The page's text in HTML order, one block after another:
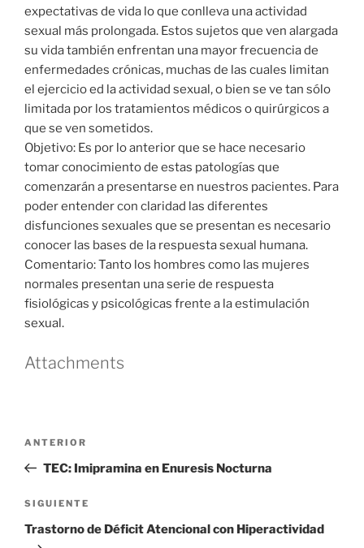
expectativas de vida lo que conlleva una actividad
sexual más prolongada. Estos sujetos que ven alargada
su vida también enfrentan una mayor frecuencia de
enfermedades crónicas, muchas de las cuales limitan
el ejercicio ed la actividad sexual, o bien se ve tan sólo
limitada por los tratamientos médicos o quirúrgicos a
que se ven sometidos.
Objetivo: Es por lo anterior que se hace necesario
tomar conocimiento de estas patologías que
comenzarán a presentarse en nuestros pacientes. Para
poder entender con claridad las diferentes
disfunciones sexuales que se presentan es necesario
conocer las bases de la respuesta sexual humana.
Comentario: Tanto los hombres como las mujeres
normales presentan una serie de respuesta
fisiológicas y psicológicas frente a la estimulación
sexual.
Attachments
entradas
Entrada
anterior
ANTERIOR
TEC: Imipramina en Enuresis Nocturna
Siguiente
entrada
SIGUIENTE
Trastorno de Déficit Atencional con Hiperactividad